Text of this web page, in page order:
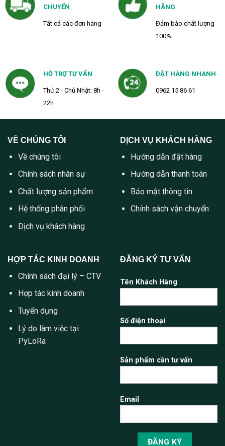
CHUYỂN
Tất cả các đơn hàng
HÃNG
Đảm bảo chất lượng
100%
HỖ TRỢ TƯ VẤN
Thứ 2 - Chủ Nhật: 8h -
22h
ĐẶT HÀNG NHANH
0962 15 86 61
VỀ CHÚNG TÔI
Về chúng tôi
Chính sách nhân sự
Chất lượng sản phẩm
Hệ thống phân phối
Dịch vụ khách hàng
DỊCH VỤ KHÁCH HÀNG
Hướng dẫn đặt hàng
Hướng dẫn thanh toán
Bảo mật thông tin
Chính sách vận chuyển
HỢP TÁC KINH DOANH
Chính sách đại lý – CTV
Hợp tác kinh doanh
Tuyển dụng
Lý do làm việc tại
PyLoRa
ĐĂNG KÝ TƯ VẤN
Tên Khách Hàng
Số điện thoại
Sản phẩm cần tư vấn
Email